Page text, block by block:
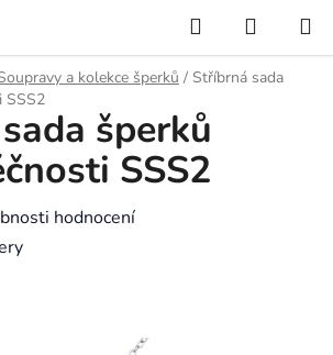
Hledat
KOŠÍK
a kolekce šperků / Stříbrná sada
SSS2
šperků
SSS2
hodnocení